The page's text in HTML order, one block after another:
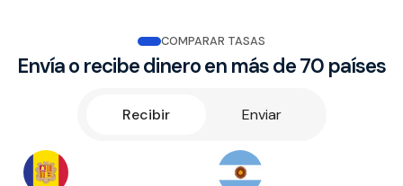
COMPARAR TASAS
Envía o recibe dinero en más de 70 países
Recibir Enviar